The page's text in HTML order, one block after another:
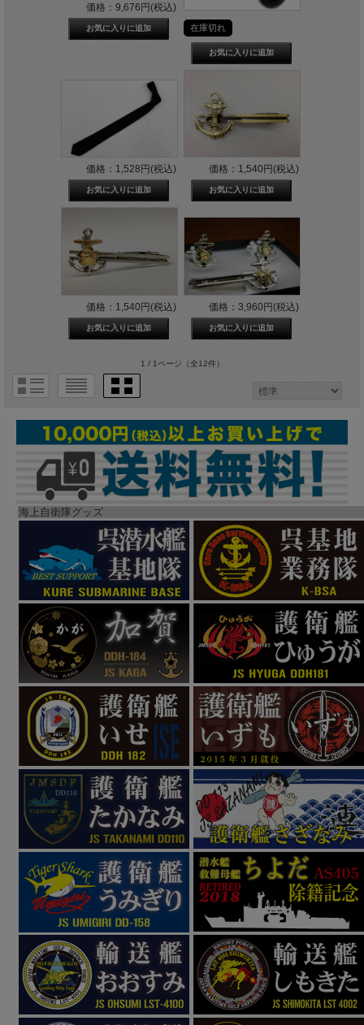
価格：9,676円(税込)
在庫切れ
価格：1,528円(税込) 価格：1,540円(税込)
価格：1,540円(税込) 価格：3,960円(税込)
1 / 1ページ（全12件）
海上自衛隊グッズ